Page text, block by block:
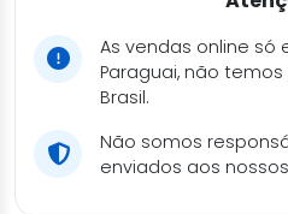
As vendas online
Paraguai, não
Brasil.
Não somos
enviados aos